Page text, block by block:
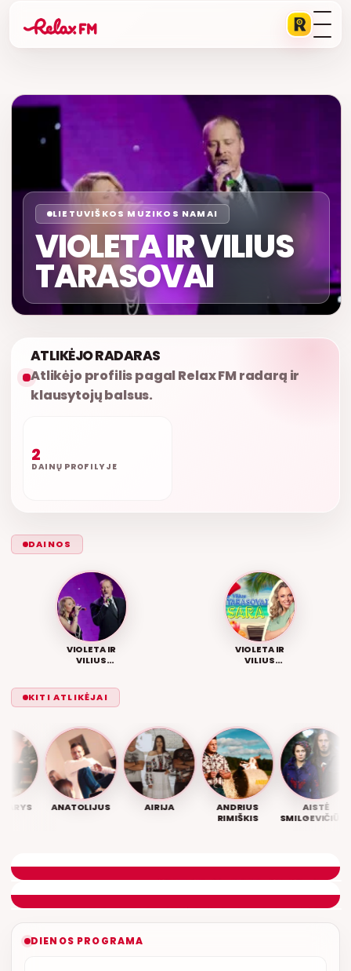
LIETUVIŠKOS MUZIKOS NAMAI
VIOLETA IR VILIUS
TARASOVAI
ATLIKĖJO RADARAS
Atlikėjo profilis pagal Relax FM radarą ir
klausytojų balsus.
2
DAINŲ PROFILYJE
DAINOS
VIOLETA IR
VILIUS
VIOLETA IR
VILIUS
KITI ATLIKĖJAI
ANATOLIJUS AIRIJA
ANDRIUS
RIMIŠKIS
AISTĖ
SMILGEVIČIŪTĖ,
DIENOS PROGRAMA